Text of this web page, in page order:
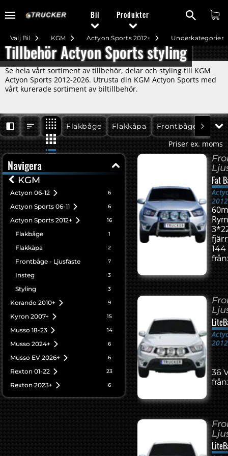
Bil Produkter
Underkategorier
Actyon Sports 2012+
KGM
Välj Bil
Tillbehör Actyon Sports styling
Se hela vårt sortiment av tillbehör, delar och styling till KGM
Actyon Sports 2012-2026. Utrusta din KGM Actyon Sports med
vårt kurerade sortiment av biltillbehör.
Actyon Sports 2012+
Flakbåge
Actyon Sports 2012+
Flakkåpa
Actyon Sports 2012+
Frontbåge -
Priser ex. moms
Navigera
KGM
Actyon 06-12 6
Actyon Sports 06-11 6
Actyon Sports 2012+ 16
Flakbåge 1
Flakkåpa 2
Frontbåge - Ljusfäste 7
Insteg 3
Styling 3
Korando 2010+ 9
Kyron 2007+ 15
Musso 18-23 14
Musso 2024+ 6
Musso EV 2026+ 6
Rexton 01-22 23
Rexton 2023+ 6
Fat
36